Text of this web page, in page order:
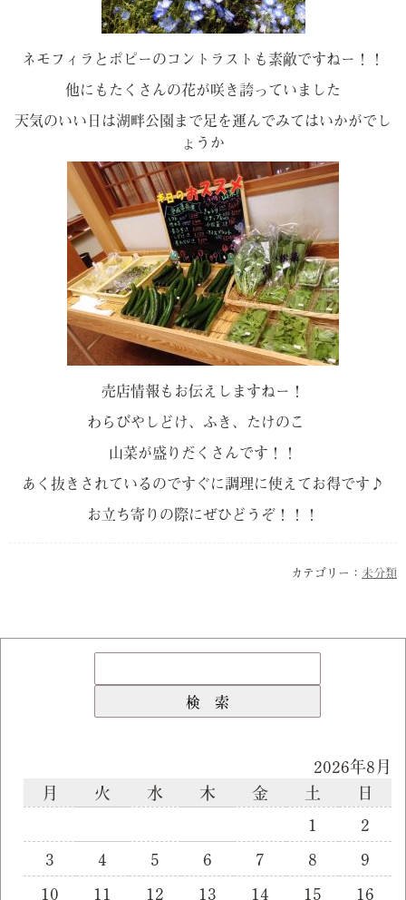
ネモフィラとポピーのコントラストも素敵ですねー！！
他にもたくさんの花が咲き誇っていました
天気のいい日は湖畔公園まで足を運んでみてはいかがでし
ょうか
売店情報もお伝えしますねー！
わらびやしどけ、ふき、たけのこ
山菜が盛りだくさんです！！
あく抜きされているのですぐに調理に使えてお得です♪
お立ち寄りの際にぜひどうぞ！！！
カテゴリー： 未分類
2026年8月
月
火 水 木 金 土
日
1
2
3
4 5 6 7 8
9
10
11 12 13 14 15 16